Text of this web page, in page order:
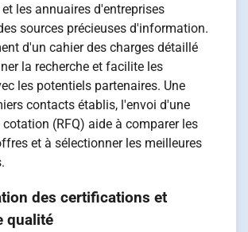
les annuaires d'entreprises
sources précieuses d'information.
d'un cahier des charges détaillé
la recherche et facilite les
les potentiels partenaires. Une
contacts établis, l'envoi d'une
(RFQ) aide à comparer les
et à sélectionner les meilleures
des certifications et
qualité